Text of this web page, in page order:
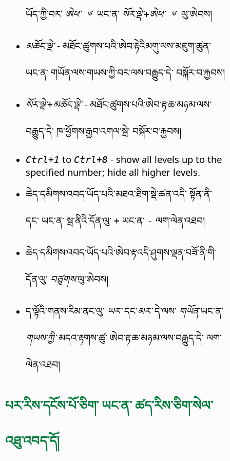
ཡོད་ཀྱི་བར་ ཨེཕ་ ༦ ཡང་ན་ སོར་ལྡེ་+ཨེཕ་ ༦ ལུ་ཨེབས།
མཆོང་ལྡེ་- མཐོང་ཚུགས་པའི་ཨེབ་རྟེའིམགུ་ལས་མཇུག་ཚུན་
ཡང་ན་ གཡོན་ལས་གཡས་ཀྱི་བར་ལས་བརྒྱུད་དེ་ བསྐོར་བ་རྐྱབས།
སོར་ལྡེ་+མཆོང་ལྡེ་- མཐོང་ཚུགས་པའི་ཨེབ་རྟ་ཆ་མཉམ་ལས་
བརྒྱུད་དེ་ ཁ་ཕྱོགས་རྒྱབ་འགལ་སྦེ་ བསྐོར་བ་རྐྱབས།
Ctrl+1 to Ctrl+8 - show all levels up to the
specified number; hide all higher levels.
ཆེད་དམིགས་འབད་ཡོད་པའི་མཐའ་ཐིག་སྡེ་ཚན་འདི་ སྟོན་ནི་
དང་ ཡང་ན་ སྦ་ནིའི་དོན་ལུ་ + ཡང་ན་ - ལག་ལེན་འཐབ།
ཆེད་དམིགས་འབད་ཡོད་པའི་ཨེབ་རྟ་འདི་ཤུགས་ལྡན་བཟོ་ནི་གི་
དོན་ལུ་ བཙུགས་ལུ་ཨེབས།
ད་ལྟོའི་གནས་རིམ་ནང་ལུ་ ཡར་དང་མར་དེ་ལས་ གཡོན་ཡང་ན་
གཡས་ཀྱི་མདའ་རྟགས་ཚུ་ ཨེབ་རྟ་ཆ་མཉམ་ལས་བརྒྱུད་དེ་ ལག་
ལེན་འཐབ།
པར་རིས་དངོས་པོ་ཅིག་ ཡང་ན་ ཚད་རིས་ཅིག་སེལ་
འཐུ་འབད་དོ།